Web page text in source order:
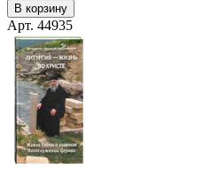
В корзину
Арт. 44935